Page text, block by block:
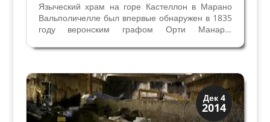
Языческий храм на горе Кастеллон в Марано
Вальполичелле был впервые обнаружен в 1835
году веронским графом Орти Манара.
идентифицировал как Храм Минервы, потому
посвящённых Минерве. Граф Джованни...
Дек 4
2014
История
Открытия